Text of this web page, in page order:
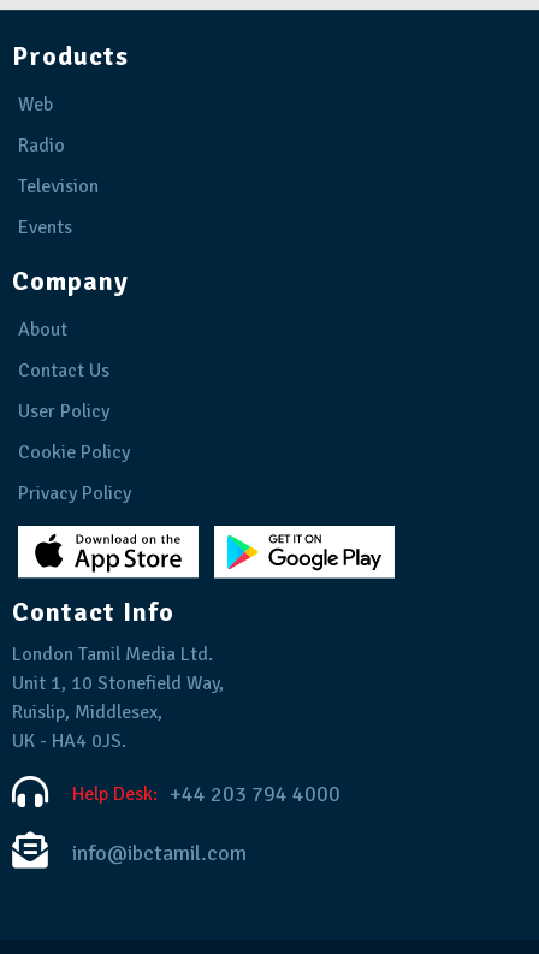
Products
Web
Radio
Television
Events
Company
About
Contact Us
User Policy
Cookie Policy
Privacy Policy
Contact Info
London Tamil Media Ltd.
Unit 1, 10 Stonefield Way,
Ruislip, Middlesex,
UK - HA4 0JS.
Help Desk: +44 203 794 4000
info@ibctamil.com